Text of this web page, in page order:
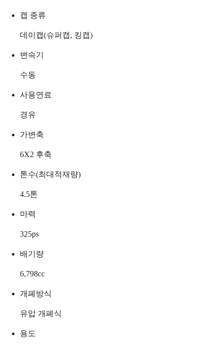
캡 종류
데이캡(슈퍼캡, 킹캡)
변속기
수동
사용연료
경유
가변축
6X2 후축
톤수(최대적재량)
4.5톤
마력
325ps
배기량
6,798cc
개폐방식
유압 개폐식
용도